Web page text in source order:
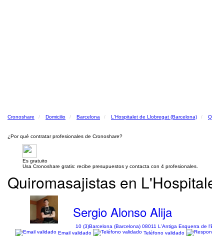
Cronoshare Domicilio Barcelona L'Hospitalet de Llobregat (Barcelona)
¿Por qué contratar profesionales de Cronoshare?
Es gratuito
Usa Cronoshare gratis: recibe presupuestos y contacta con 4 profesionales.
Quiromasajistas en
Sergio Alonso Alija
10 (3)Barcelona (Barcelona) 08011 L'Antiga Esquerra de
Email validado
Teléfono validado